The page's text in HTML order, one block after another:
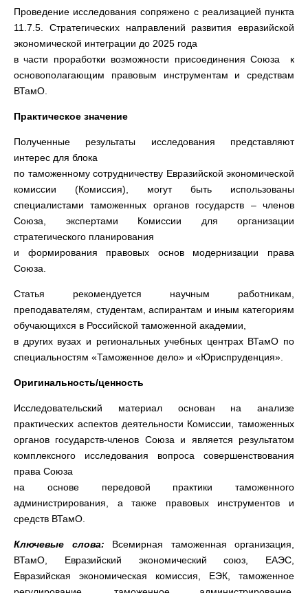
Проведение исследования сопряжено с реализацией пункта
11.7.5. Стратегических направлений развития евразийской
экономической интеграции до 2025 года
в части проработки возможности присоединения Союза к
основополагающим правовым инструментам и средствам
ВТамО.
Практическое значение
Полученные результаты исследования представляют
интерес для блока
по таможенному сотрудничеству Евразийской экономической
комиссии (Комиссия), могут быть использованы
специалистами таможенных органов государств – членов
Союза, экспертами Комиссии для организации
стратегического планирования
и формирования правовых основ модернизации права
Союза.
Статья рекомендуется научным работникам,
преподавателям, студентам, аспирантам и иным категориям
обучающихся в Российской таможенной академии,
в других вузах и региональных учебных центрах ВТамО по
специальностям «Таможенное дело» и «Юриспруденция».
Оригинальность/ценность
Исследовательский материал основан на анализе
практических аспектов деятельности Комиссии, таможенных
органов государств-членов Союза и является результатом
комплексного исследования вопроса совершенствования
права Союза
на основе передовой практики таможенного
администрирования, а также правовых инструментов и
средств ВТамО.
Ключевые слова: Всемирная таможенная организация,
ВТамО, Евразийский экономический союз, ЕАЭС,
Евразийская экономическая комиссия, ЕЭК, таможенное